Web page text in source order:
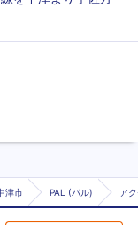
津市 PAL (パル) ア